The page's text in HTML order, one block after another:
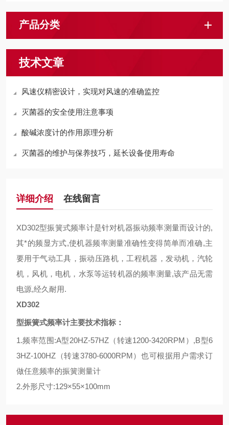
产品分类
技术文章
风速仪精密设计，实现对风速的准确监控
灭菌器的安全使用注意事项
酸碱浓度计的作用原理分析
灭菌器的维护与保养技巧，延长设备使用寿命
详细介绍 在线留言
XD302型振簧式频率计是针对机器振动频率测量而设计的,
其*的频显方式,使机器频率测量准确性变得简单而准确,主
要用于气动工具，振动压路机，工程机器，发动机，汽轮
机，风机，电机，水泵等运转机器的频率测量,该产品无需
电源,经久耐用.
XD302
型振簧式频率计主要技术指标：
1.频率范围 :A型20HZ-57HZ（转速1200-3420RPM）,B型6
3HZ-100HZ（转速3780-6000RPM） 也可根据用户需求订
做任意频率的振簧测量计
2.外形尺寸:129×55×100mm